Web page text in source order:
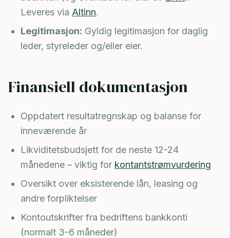
Leveres via Altinn.
Legitimasjon: Gyldig legitimasjon for daglig
leder, styreleder og/eller eier.
Finansiell dokumentasjon
Oppdatert resultatregnskap og balanse for
inneværende år
Likviditetsbudsjett for de neste 12-24
månedene – viktig for kontantstrømvurdering
Oversikt over eksisterende lån, leasing og
andre forpliktelser
Kontoutskrifter fra bedriftens bankkonti
(normalt 3-6 måneder)